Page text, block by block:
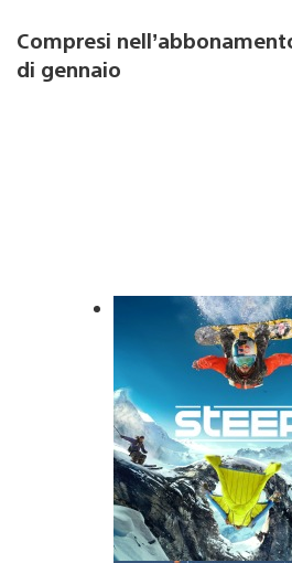
Compresi
di gennaio